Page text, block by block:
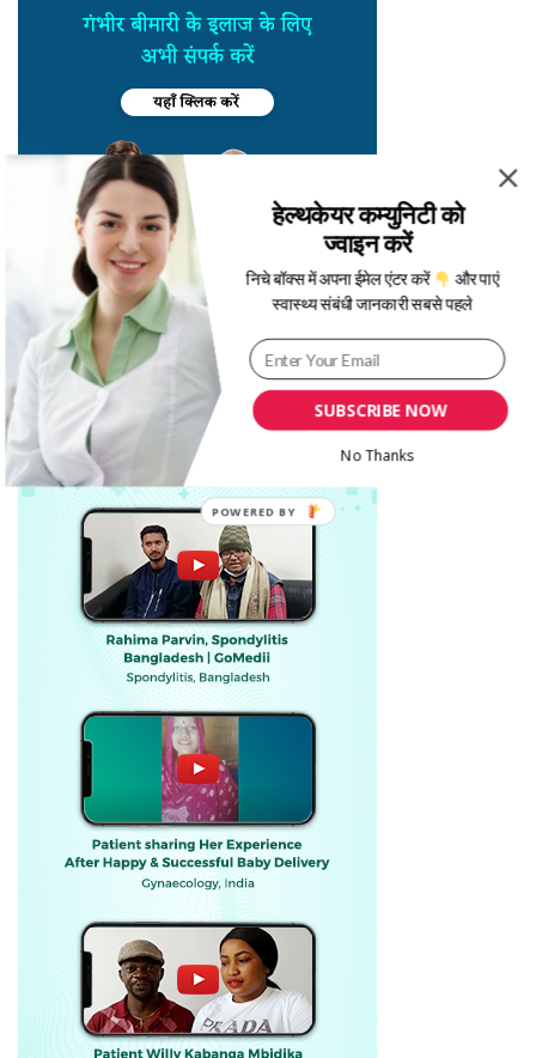
SUBSCRIBE NOW
हेल्थकेयर कम्युनिटी को
ज्वाइन करें
निचे बॉक्स में अपना ईमेल एंटर करें और पाएं
स्वास्थ्य संबंधी जानकारी सबसे पहले
No Thanks
POWERED BY